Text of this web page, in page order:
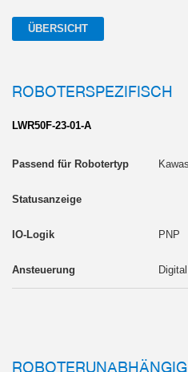
ÜBERSICHT
ROBOTERSPEZIFISCH
LWR50F-23-01-A
PNP
ROBOTERUNABHÄNGIG